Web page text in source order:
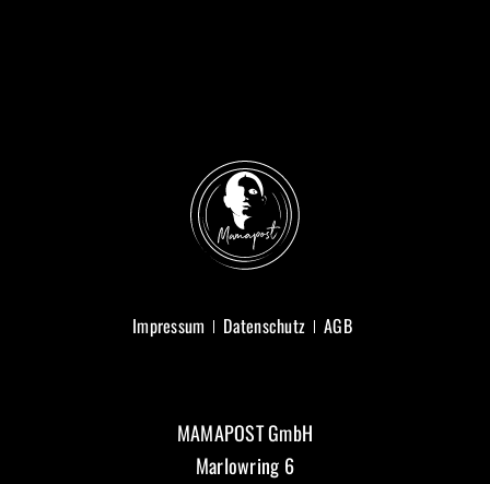
Impressum Datenschutz AGB
MAMAPOST GmbH
Marlowring 6